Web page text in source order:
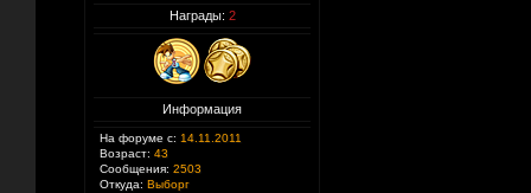
Награды: 2
Информация
На форуме с: 14.11.2011
Возраст: 43
Сообщения: 2503
Откуда: Выборг